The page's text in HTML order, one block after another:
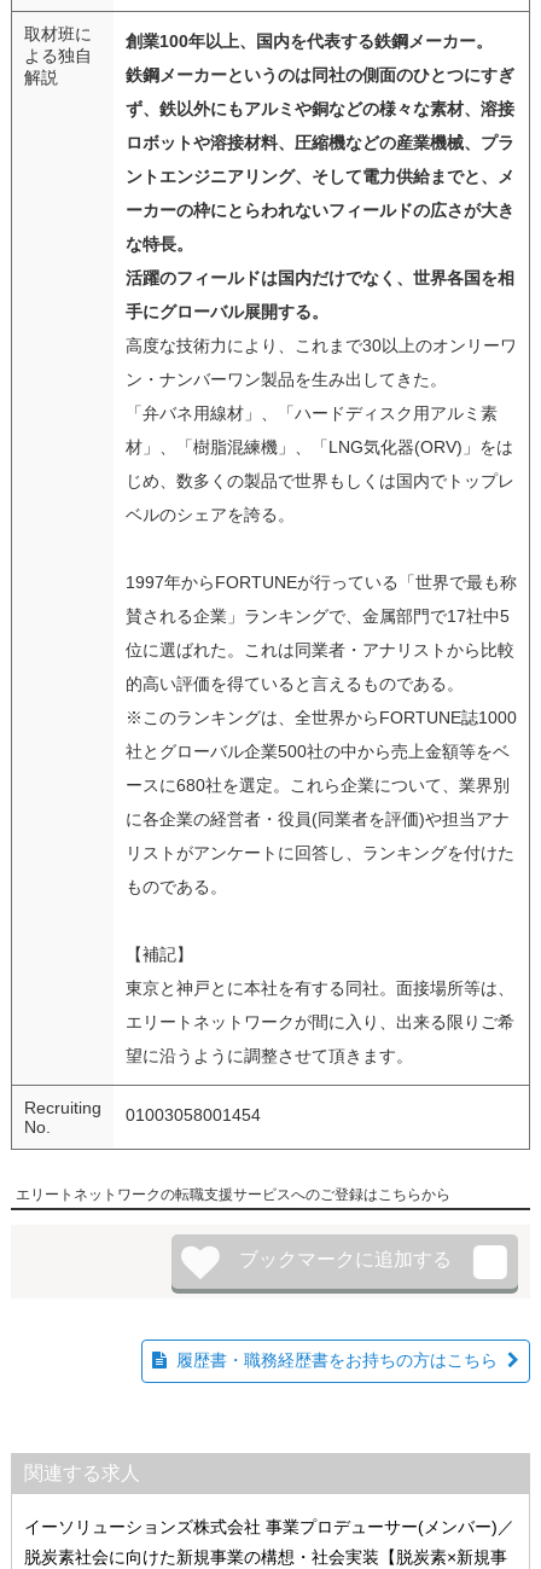
取材班に
よる独自
解説
創業100年以上、国内を代表する鉄鋼メーカー。
鉄鋼メーカーというのは同社の側面のひとつにすぎ
ず、鉄以外にもアルミや銅などの様々な素材、溶接
ロボットや溶接材料、圧縮機などの産業機械、プラ
ントエンジニアリング、そして電力供給までと、メ
ーカーの枠にとらわれないフィールドの広さが大き
な特長。
活躍のフィールドは国内だけでなく、世界各国を相
手にグローバル展開する。
高度な技術力により、これまで30以上のオンリーワ
ン・ナンバーワン製品を生み出してきた。
「弁バネ用線材」、「ハードディスク用アルミ素
材」、「樹脂混練機」、「LNG気化器(ORV)」をは
じめ、数多くの製品で世界もしくは国内でトップレ
ベルのシェアを誇る。
1997年からFORTUNEが行っている「世界で最も称
賛される企業」ランキングで、金属部門で17社中5
位に選ばれた。これは同業者・アナリストから比較
的高い評価を得ていると言えるものである。
※このランキングは、全世界からFORTUNE誌1000
社とグローバル企業500社の中から売上金額等をベ
ースに680社を選定。これら企業について、業界別
に各企業の経営者・役員(同業者を評価)や担当アナ
リストがアンケートに回答し、ランキングを付けた
ものである。
【補記】
東京と神戸とに本社を有する同社。面接場所等は、
エリートネットワークが間に入り、出来る限りご希
望に沿うように調整させて頂きます。
Recruiting
No.
01003058001454
エリートネットワークの転職支援サービスへのご登録はこちらから
履歴書・職務経歴書をお持ちの方はこちら
関連する求人
イーソリューションズ株式会社 事業プロデューサー(メンバー)／
脱炭素社会に向けた新規事業の構想・社会実装【脱炭素×新規事